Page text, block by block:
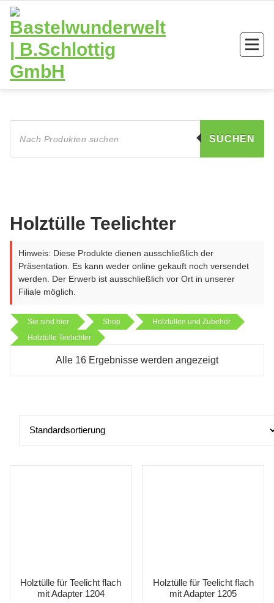
Zum
Inhalt
springen
Products
search
SUCHEN
Holztülle Teelichter
Hinweis: Diese Produkte dienen ausschließlich der
Präsentation. Es kann weder online gekauft noch versendet
werden. Der Erwerb ist ausschließlich vor Ort in unserer
Filiale möglich.
Alle 16 Ergebnisse werden angezeigt
Sie sind hier: Shop
Holztüllen und Zubehör
Holztülle Teelichter
Holztülle für Teelicht flach
mit Adapter 1204
Holztülle für Teelicht flach
mit Adapter 1205